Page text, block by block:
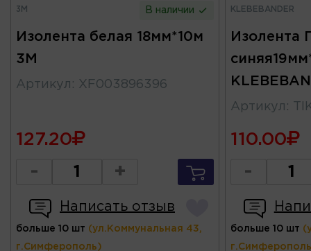
3M В наличии
Изолента белая 18мм*10м
3M
Артикул : XF003896396
127.20
- +
Написать отзыв
больше 10 шт (ул.Коммунальная 43,
г.Симферополь)
KLEBEBANDER
Изолента
Артикул :
110.00
-
больше 10 шт